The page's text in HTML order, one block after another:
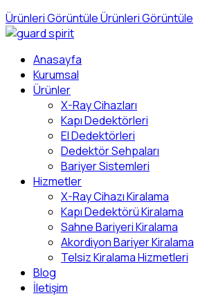
Ürünleri GörüntüleÜrünleri Görüntüle
Anasayfa
Kurumsal
Ürünler
X-Ray Cihazları
Kapı Dedektörleri
El Dedektörleri
Dedektör Sehpaları
Bariyer Sistemleri
Hizmetler
X-Ray Cihazı Kiralama
Kapı Dedektörü Kiralama
Sahne Bariyeri Kiralama
Akordiyon Bariyer Kiralama
Telsiz Kiralama Hizmetleri
Blog
İletişim